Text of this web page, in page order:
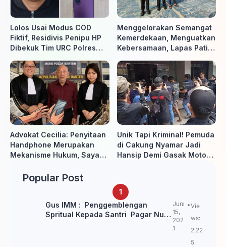
Lolos Usai Modus COD
Fiktif, Residivis Penipu HP
Dibekuk Tim URC Polres
Menggelorakan Semangat
Kemerdekaan, Menguatkan
Kebersamaan, Lapas Pati
ke-81 RI, Warga Binaan
Antusias Ikuti Berbagai
Perlombaan
Advokat Cecilia: Penyitaan
Handphone Merupakan
Mekanisme Hukum, Saya
Diminta Penyidik dan Tidak
perlu takut
Unik Tapi Kriminal! Pemuda
di Cakung Nyamar Jadi
Hansip Demi Gasak Motor
Popular Post
Gus IMM : Penggemblengan
Spritual Kepada Santri Pagar Nusa
Juni
15,
202
1
Vie
ws:
2,22
5